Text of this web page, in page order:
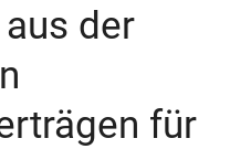
der
für